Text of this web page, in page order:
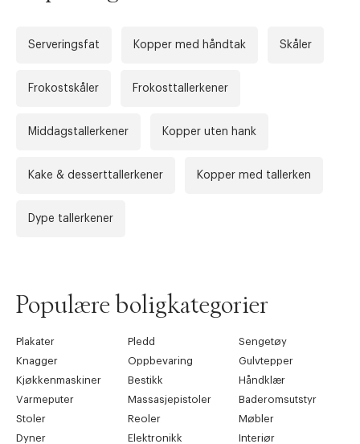
Serveringsfat Kopper med håndtak Skåler
Frokostskåler Frokosttallerkener
Middagstallerkener Kopper uten hank
Kake & desserttallerkener Kopper med tallerken
Dype tallerkener
Populære boligkategorier
Plakater Pledd
Sengetøy
Knagger
Oppbevaring
Gulvtepper
Kjøkkenmaskiner
Bestikk
Håndklær
Varmeputer
Massasjepistoler
Baderomsutstyr
Stoler
Reoler
Møbler
Dyner
Elektronikk
Interiør